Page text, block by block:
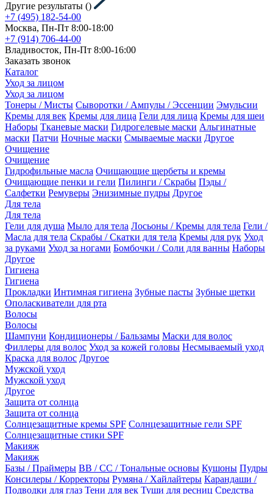
Другие результаты ()
+7 (495) 182-54-00
Москва, Пн-Пт 8:00-18:00
+7 (914) 706-44-00
Владивосток, Пн-Пт 8:00-16:00
Заказать звонок
Каталог
Уход за лицом
Уход за лицом
Тонеры / Мисты Сыворотки / Ампулы / Эссенции Эмульсии
Кремы для век Кремы для лица Гели для лица Кремы для шеи
Наборы Тканевые маски Гидрогелевые маски Альгинатные
маски Патчи Ночные маски Смываемые маски Другое
Очищение
Очищение
Гидрофильные масла Очищающие щербеты и кремы
Очищающие пенки и гели Пилинги / Скрабы Пэды /
Салфетки Ремуверы Энизимные пудры Другое
Для тела
Для тела
Гели для душа Мыло для тела Лосьоны / Кремы для тела Гели /
Масла для тела Скрабы / Скатки для тела Кремы для рук Уход
за руками Уход за ногами Бомбочки / Соли для ванны Наборы
Другое
Гигиена
Гигиена
Прокладки Интимная гигиена Зубные пасты Зубные щетки
Ополаскиватели для рта
Волосы
Волосы
Шампуни Кондиционеры / Бальзамы Маски для волос
Филлеры для волос Уход за кожей головы Несмываемый уход
Краска для волос Другое
Мужской уход
Мужской уход
Другое
Защита от солнца
Защита от солнца
Солнцезащитные кремы SPF Солнцезащитные гели SPF
Солнцезащитные стики SPF
Макияж
Макияж
Базы / Праймеры BB / CC / Тональные основы Кушоны Пудры
Консилеры / Корректоры Румяна / Хайлайтеры Карандаши /
Подводки для глаз Тени для век Туши для ресниц Средства